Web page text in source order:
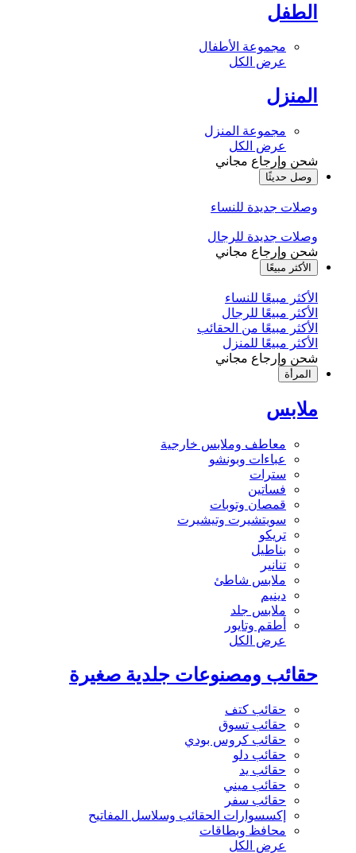
الطفل
مجموعة الأطفال
عرض الكل
المنزل
مجموعة المنزل
عرض الكل
شحن وإرجاع مجاني
وصل حديثًا
وصلات جديدة للنساء
وصلات جديدة للرجال
شحن وإرجاع مجاني
الأكثر مبيعًا
الأكثر مبيعًا للنساء
الأكثر مبيعًا للرجال
الأكثر مبيعًا من الحقائب
الأكثر مبيعًا للمنزل
شحن وإرجاع مجاني
المرأة
ملابس
معاطف وملابس خارجية
عباءات وبونشو
سترات
فساتين
قمصان وتوبات
سويتشيرت وتيشيرت
تريكو
بناطيل
تنانير
ملابس شاطئ
دينيم
ملابس جلد
أطقم وتايور
عرض الكل
حقائب ومصنوعات جلدية صغيرة
حقائب كتف
حقائب تسوق
حقائب كروس بودي
حقائب دلو
حقائب يد
حقائب ميني
حقائب سفر
إكسسوارات الحقائب وسلاسل المفاتيح
محافظ وبطاقات
عرض الكل